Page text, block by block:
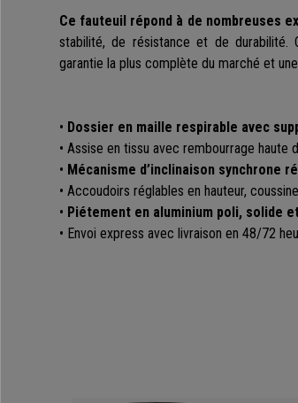
Ce fauteuil répond à de nombreuses
stabilité, de résistance et de durabilité.
garantie la plus complète du marché et une
• Dossier en maille respirable avec
• Assise en tissu avec rembourrage haute
• Mécanisme d’inclinaison synchrone
• Accoudoirs réglables en hauteur,
• Piétement en aluminium poli, solide
• Envoi express avec livraison en 48/72